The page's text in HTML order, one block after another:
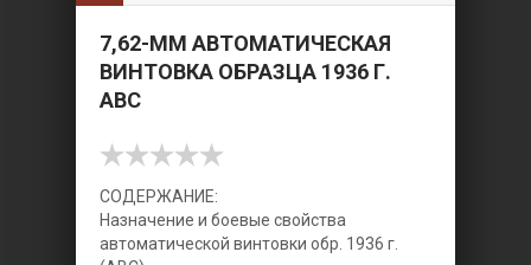
7,62-ММ АВТОМАТИЧЕСКАЯ
ВИНТОВКА ОБРАЗЦА 1936 Г.
АВС
СОДЕРЖАНИЕ:
Назначение и боевые свойства
автоматической винтовки обр. 1936 г.